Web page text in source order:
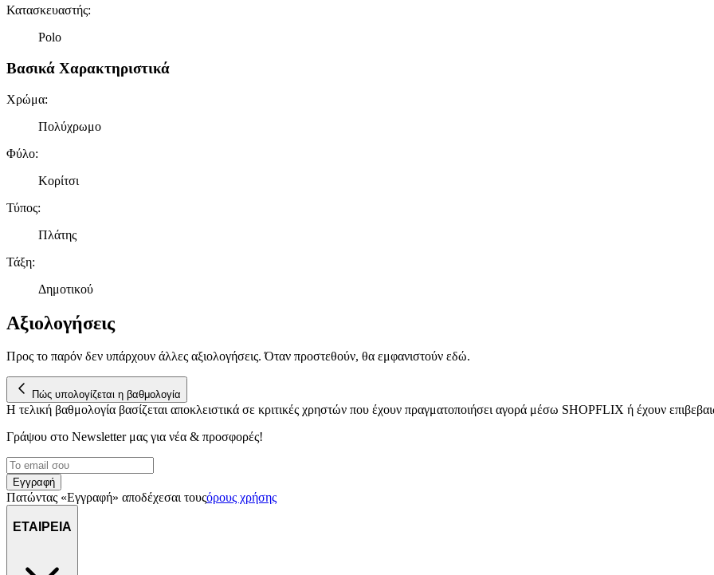
Κατασκευαστής:
Polo
Βασικά Χαρακτηριστικά
Χρώμα:
Πολύχρωμο
Φύλο:
Κορίτσι
Τύπος:
Πλάτης
Τάξη:
Δημοτικού
Αξιολογήσεις
Προς το παρόν δεν υπάρχουν άλλες αξιολογήσεις. Όταν προστεθούν, θα εμφανιστούν εδώ.
Πώς υπολογίζεται η βαθμολογία
Η τελική βαθμολογία βασίζεται αποκλειστικά σε κριτικές χρηστών που έχουν πραγματοποιήσει αγορά μέσω SHOPFLIX ή έχουν
Γράψου στο Νewsletter μας για νέα & προσφορές!
Εγγραφή
Πατώντας «Εγγραφή» αποδέχεσαι τουςόρους χρήσης
ΕΤΑΙΡΕΙΑ